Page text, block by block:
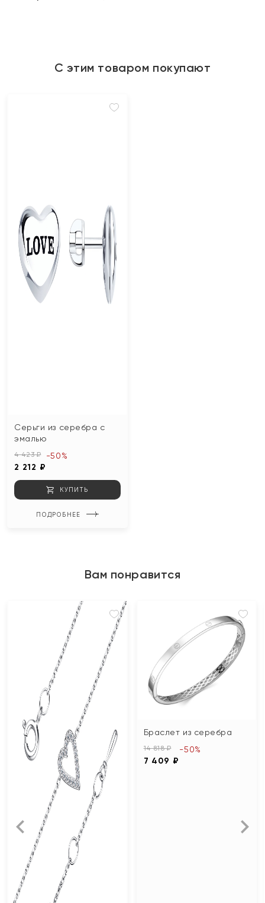
С этим товаром покупают
Серьги из серебра с
эмалью
4 423 ₽
2 212 ₽
-50%
КУПИТЬ
ПОДРОБНЕЕ
Вам понравится
Браслет из серебра
14 818 ₽
7 409 ₽
-50%